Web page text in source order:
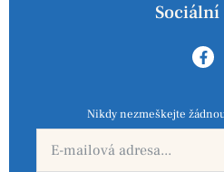
Sociální
Nikdy nezmeškejte